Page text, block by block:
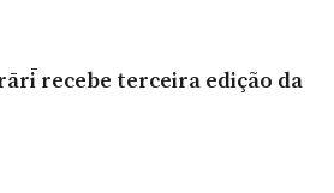
recebe terceira edição da